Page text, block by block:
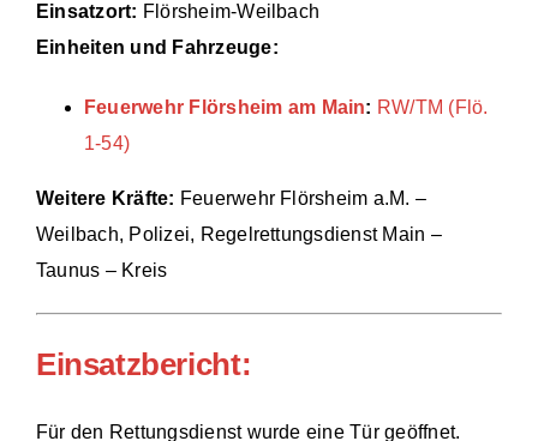
Einsatzort: Flörsheim-Weilbach
Einheiten und Fahrzeuge:
Feuerwehr Flörsheim am Main: RW/TM (Flö.
1-54)
Weitere Kräfte: Feuerwehr Flörsheim a.M. –
Weilbach, Polizei, Regelrettungsdienst Main –
Taunus – Kreis
Einsatzbericht:
Für den Rettungsdienst wurde eine Tür geöffnet.